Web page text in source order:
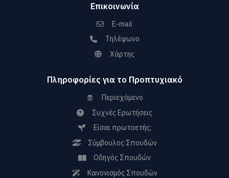
Επικοινωνία
E-mail
Τηλέφωνο
Χάρτης
Πληροφορίες για το Προπτυχιακό
Περιεχόμενο
Συχνές Ερωτήσεις
Είσαι πρωτοετής;
Σύμβουλος Σπουδών
Οδηγός Σπουδών
Κανονισμός Σπουδών